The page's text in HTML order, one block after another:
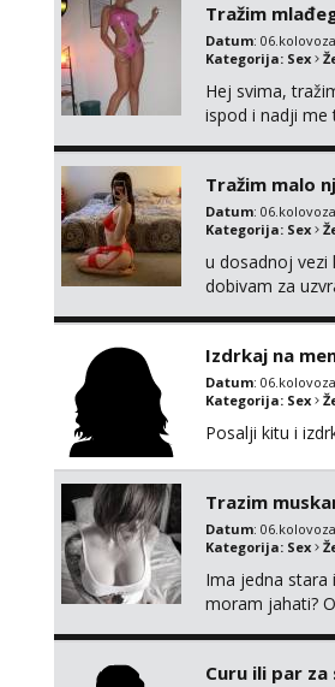
Tražim
Datum:
Kategorija: Sex
Hej svima,
ispod i nadji me
Tražim malo
Datum:
Kategorija: Sex
u dosadnoj vezi
dobivam za
Izdrkaj na
Datum:
Kategorija: Sex
Posalji kitu i
Trazim
Datum:
Kategorija: Sex
Ima jedna stara
moram jahati?
Curu ili par